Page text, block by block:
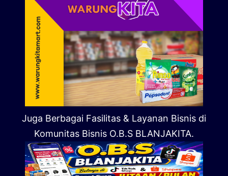
Juga Berbagai Fasilitas & Layanan Bisnis di
Komunitas Bisnis O.B.S BLANJAKITA.